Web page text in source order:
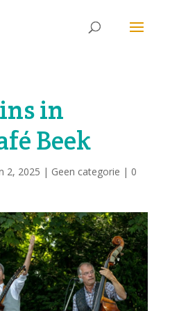
in
Beek
2, 2025 | Geen categorie | 0